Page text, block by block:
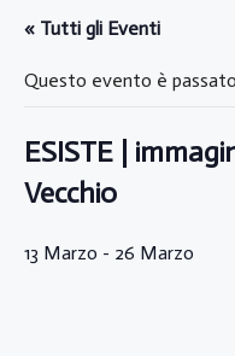
« Tutti gli Eventi
Questo evento è
ESISTE |
Vecchio
13 Marzo - 26 Marzo